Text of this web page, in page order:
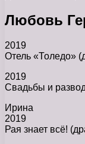
Любовь
2019
Отель «Толедо»
2019
Свадьбы и
Ирина
2019
Рая знает всё!